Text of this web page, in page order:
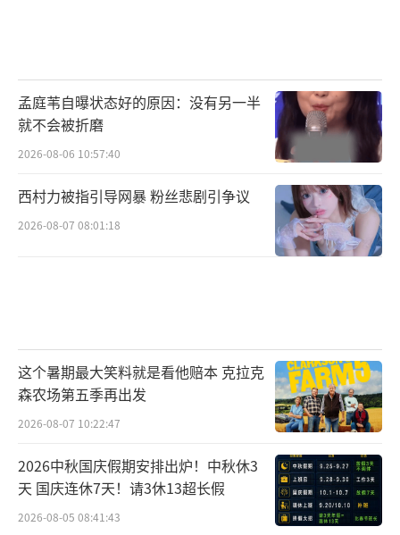
孟庭苇自曝状态好的原因：没有另一半
就不会被折磨
2026-08-06 10:57:40
西村力被指引导网暴 粉丝悲剧引争议
2026-08-07 08:01:18
这个暑期最大笑料就是看他赔本 克拉克
森农场第五季再出发
2026-08-07 10:22:47
2026中秋国庆假期安排出炉！中秋休3
天 国庆连休7天！请3休13超长假
2026-08-05 08:41:43